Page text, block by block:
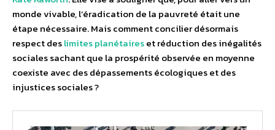
monde vivable, l’éradication de la pauvreté était une
étape nécessaire. Mais comment concilier désormais
respect deslimites planétaireset réduction des inégalités
sociales sachant que la prospérité observée en moyenne
coexiste avec des dépassements écologiques et des
injustices sociales ?